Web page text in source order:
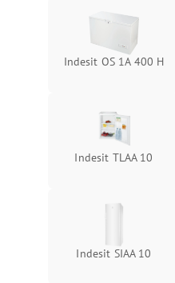
Indesit OS 1A 400 H
Indesit TLAA 10
Indesit SIAA 10